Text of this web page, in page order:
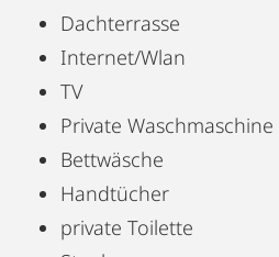
sich in unserer Wohnung
tollen Aufenthalt in Wien
Dachterrasse
Internet/Wlan
TV
Private Waschmaschine
Bettwäsche
Handtücher
private Toilette